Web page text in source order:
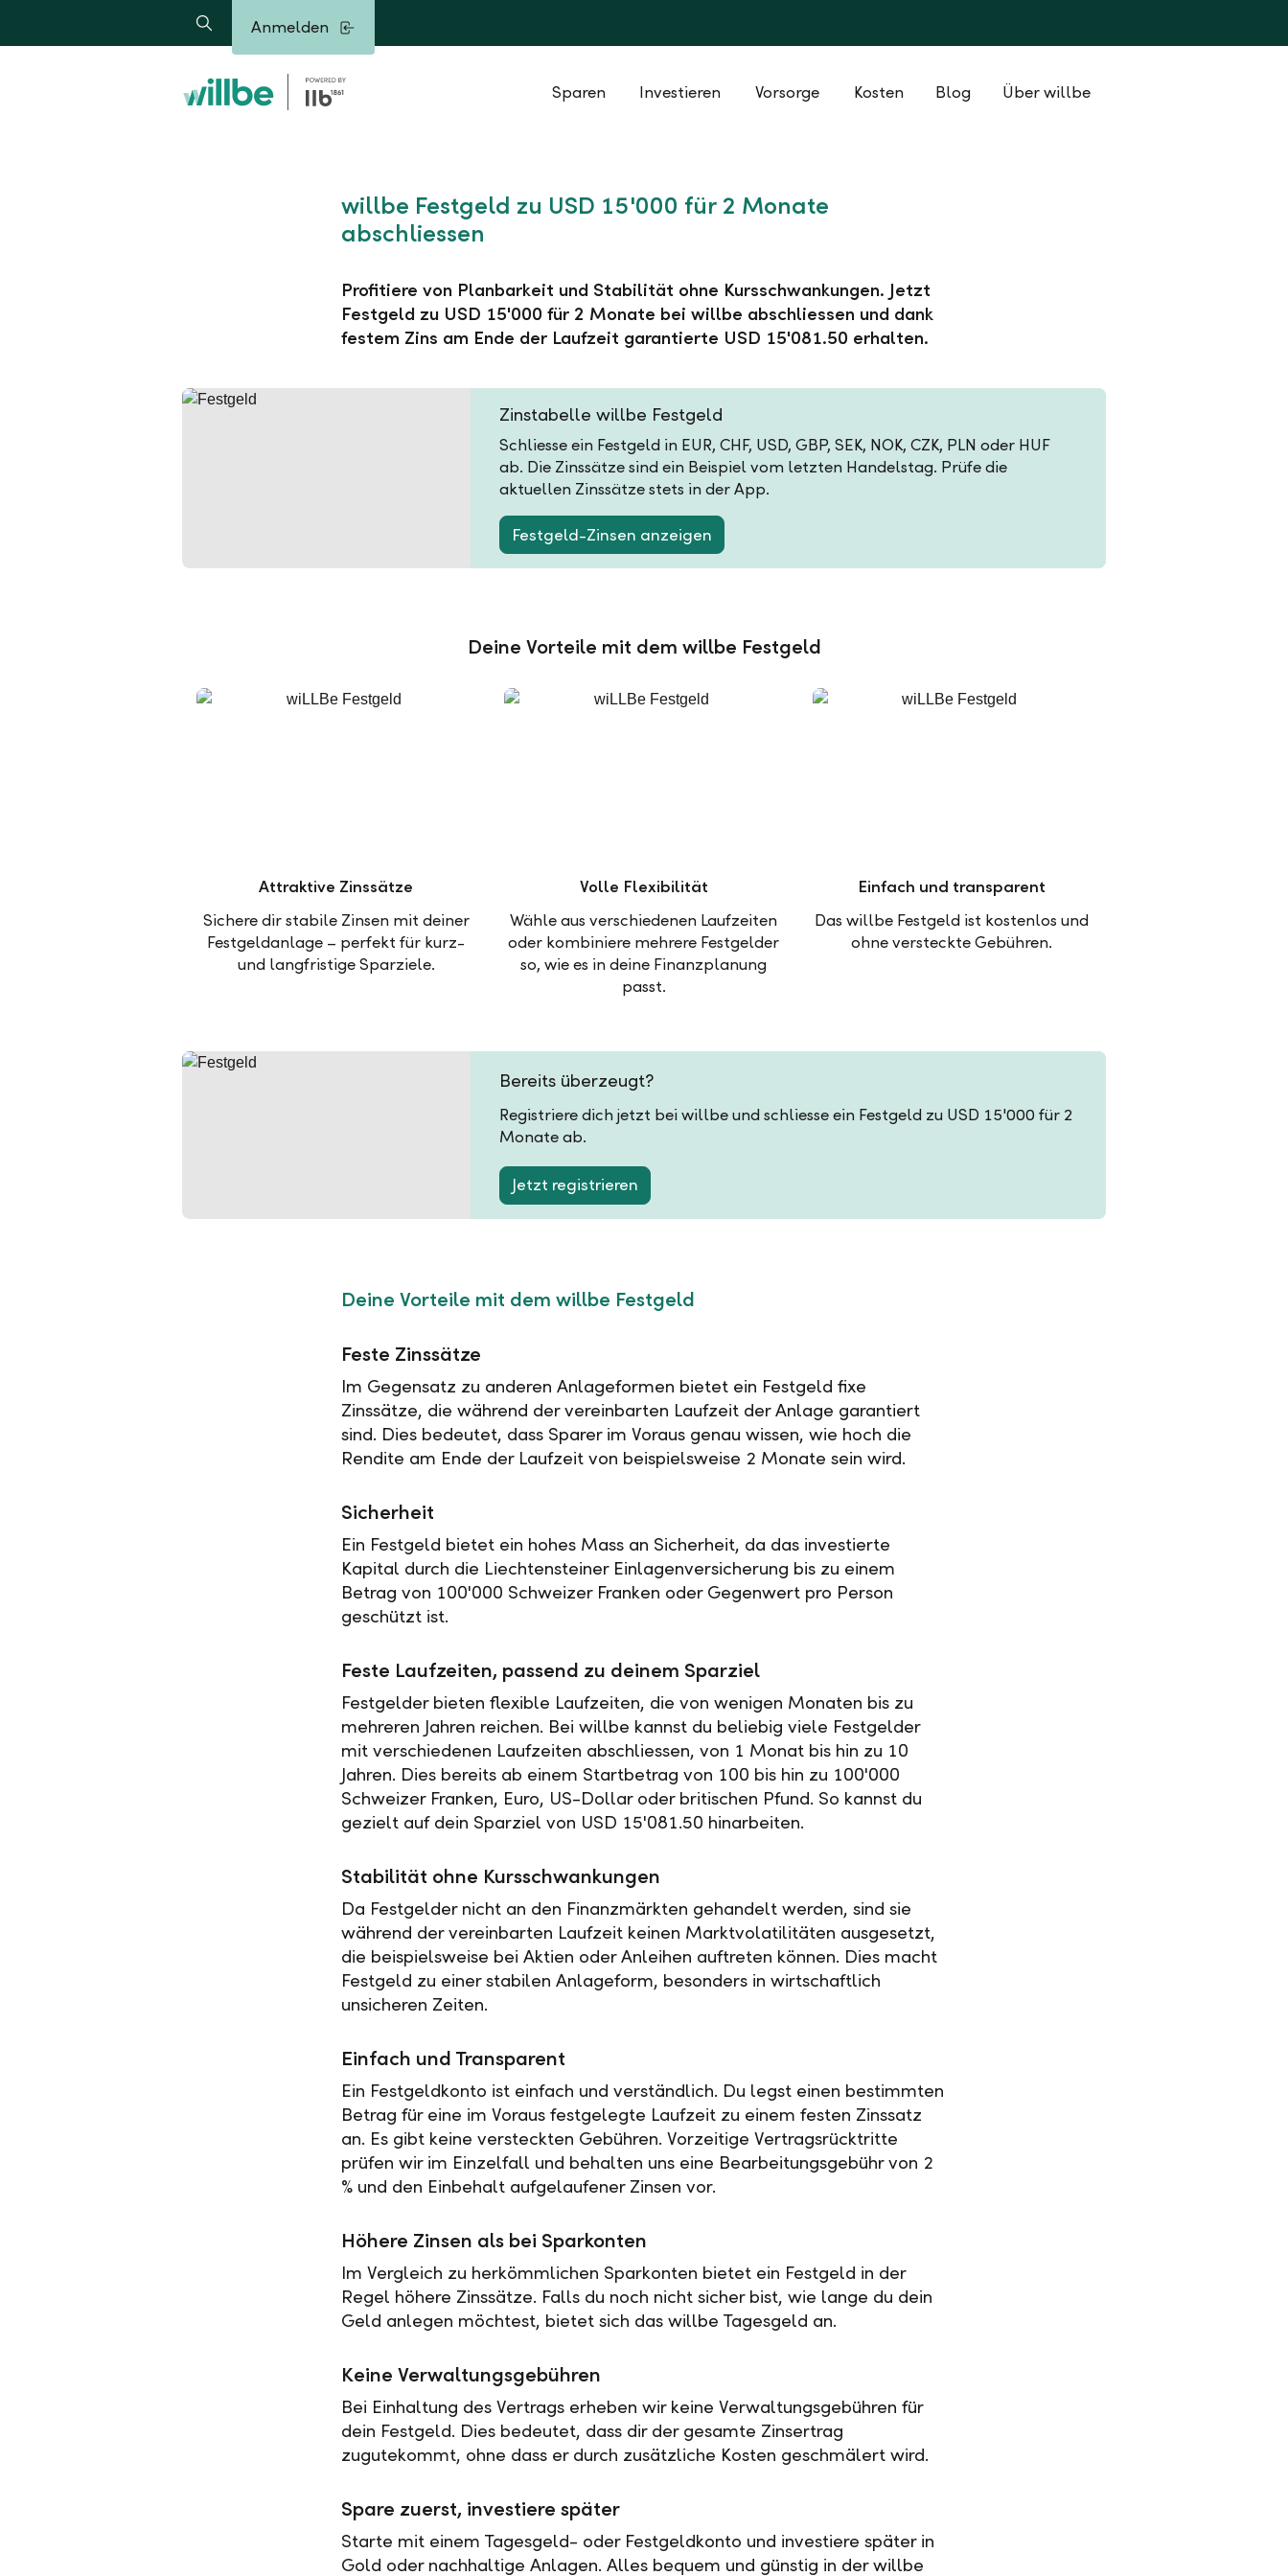
Suche Anmelden
Sparen Investieren Vorsorge Kosten Blog Über willbe
willbe Festgeld zu USD 15'000 für 2 Monate
abschliessen
Profitiere von Planbarkeit und Stabilität ohne Kursschwankungen. Jetzt
Festgeld zu USD 15'000 für 2 Monate bei willbe abschliessen und dank
festem Zins am Ende der Laufzeit garantierte USD 15'081.50 erhalten.
Zinstabelle willbe Festgeld
Schliesse ein Festgeld in EUR, CHF, USD, GBP, SEK, NOK, CZK, PLN oder HUF
ab. Die Zinssätze sind ein Beispiel vom letzten Handelstag. Prüfe die
aktuellen Zinssätze stets in der App.
Festgeld-Zinsen anzeigen
Deine Vorteile mit dem willbe Festgeld
Attraktive Zinssätze
Sichere dir stabile Zinsen mit deiner
Festgeldanlage – perfekt für kurz-
und langfristige Sparziele.
Volle Flexibilität
Wähle aus verschiedenen Laufzeiten
oder kombiniere mehrere Festgelder
so, wie es in deine Finanzplanung
passt.
Einfach und transparent
Das willbe Festgeld ist kostenlos und
ohne versteckte Gebühren.
Bereits überzeugt?
Registriere dich jetzt bei willbe und schliesse ein Festgeld zu USD 15'000 für 2
Monate ab.
Jetzt registrieren
Deine Vorteile mit dem willbe Festgeld
Feste Zinssätze
Im Gegensatz zu anderen Anlageformen bietet ein Festgeld fixe
Zinssätze, die während der vereinbarten Laufzeit der Anlage garantiert
sind. Dies bedeutet, dass Sparer im Voraus genau wissen, wie hoch die
Rendite am Ende der Laufzeit von beispielsweise 2 Monate sein wird.
Sicherheit
Ein Festgeld bietet ein hohes Mass an Sicherheit, da das investierte
Kapital durch die Liechtensteiner Einlagenversicherung bis zu einem
Betrag von 100'000 Schweizer Franken oder Gegenwert pro Person
geschützt ist.
Feste Laufzeiten, passend zu deinem Sparziel
Festgelder bieten flexible Laufzeiten, die von wenigen Monaten bis zu
mehreren Jahren reichen. Bei willbe kannst du beliebig viele Festgelder
mit verschiedenen Laufzeiten abschliessen, von 1 Monat bis hin zu 10
Jahren. Dies bereits ab einem Startbetrag von 100 bis hin zu 100'000
Schweizer Franken, Euro, US-Dollar oder britischen Pfund. So kannst du
gezielt auf dein Sparziel von USD 15'081.50 hinarbeiten.
Stabilität ohne Kursschwankungen
Da Festgelder nicht an den Finanzmärkten gehandelt werden, sind sie
während der vereinbarten Laufzeit keinen Marktvolatilitäten ausgesetzt,
die beispielsweise bei Aktien oder Anleihen auftreten können. Dies macht
Festgeld zu einer stabilen Anlageform, besonders in wirtschaftlich
unsicheren Zeiten.
Einfach und Transparent
Ein Festgeldkonto ist einfach und verständlich. Du legst einen bestimmten
Betrag für eine im Voraus festgelegte Laufzeit zu einem festen Zinssatz
an. Es gibt keine versteckten Gebühren. Vorzeitige Vertragsrücktritte
prüfen wir im Einzelfall und behalten uns eine Bearbeitungsgebühr von 2
% und den Einbehalt aufgelaufener Zinsen vor.
Höhere Zinsen als bei Sparkonten
Im Vergleich zu herkömmlichen Sparkonten bietet ein Festgeld in der
Regel höhere Zinssätze. Falls du noch nicht sicher bist, wie lange du dein
Geld anlegen möchtest, bietet sich das willbe Tagesgeld an.
Keine Verwaltungsgebühren
Bei Einhaltung des Vertrags erheben wir keine Verwaltungsgebühren für
dein Festgeld. Dies bedeutet, dass dir der gesamte Zinsertrag
zugutekommt, ohne dass er durch zusätzliche Kosten geschmälert wird.
Spare zuerst, investiere später
Starte mit einem Tagesgeld- oder Festgeldkonto und investiere später in
Gold oder nachhaltige Anlagen. Alles bequem und günstig in der willbe